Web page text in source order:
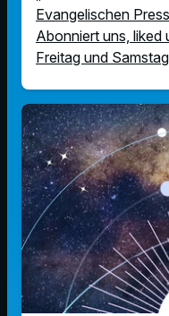
Evangelischen
Abonniert uns, liked
Freitag und